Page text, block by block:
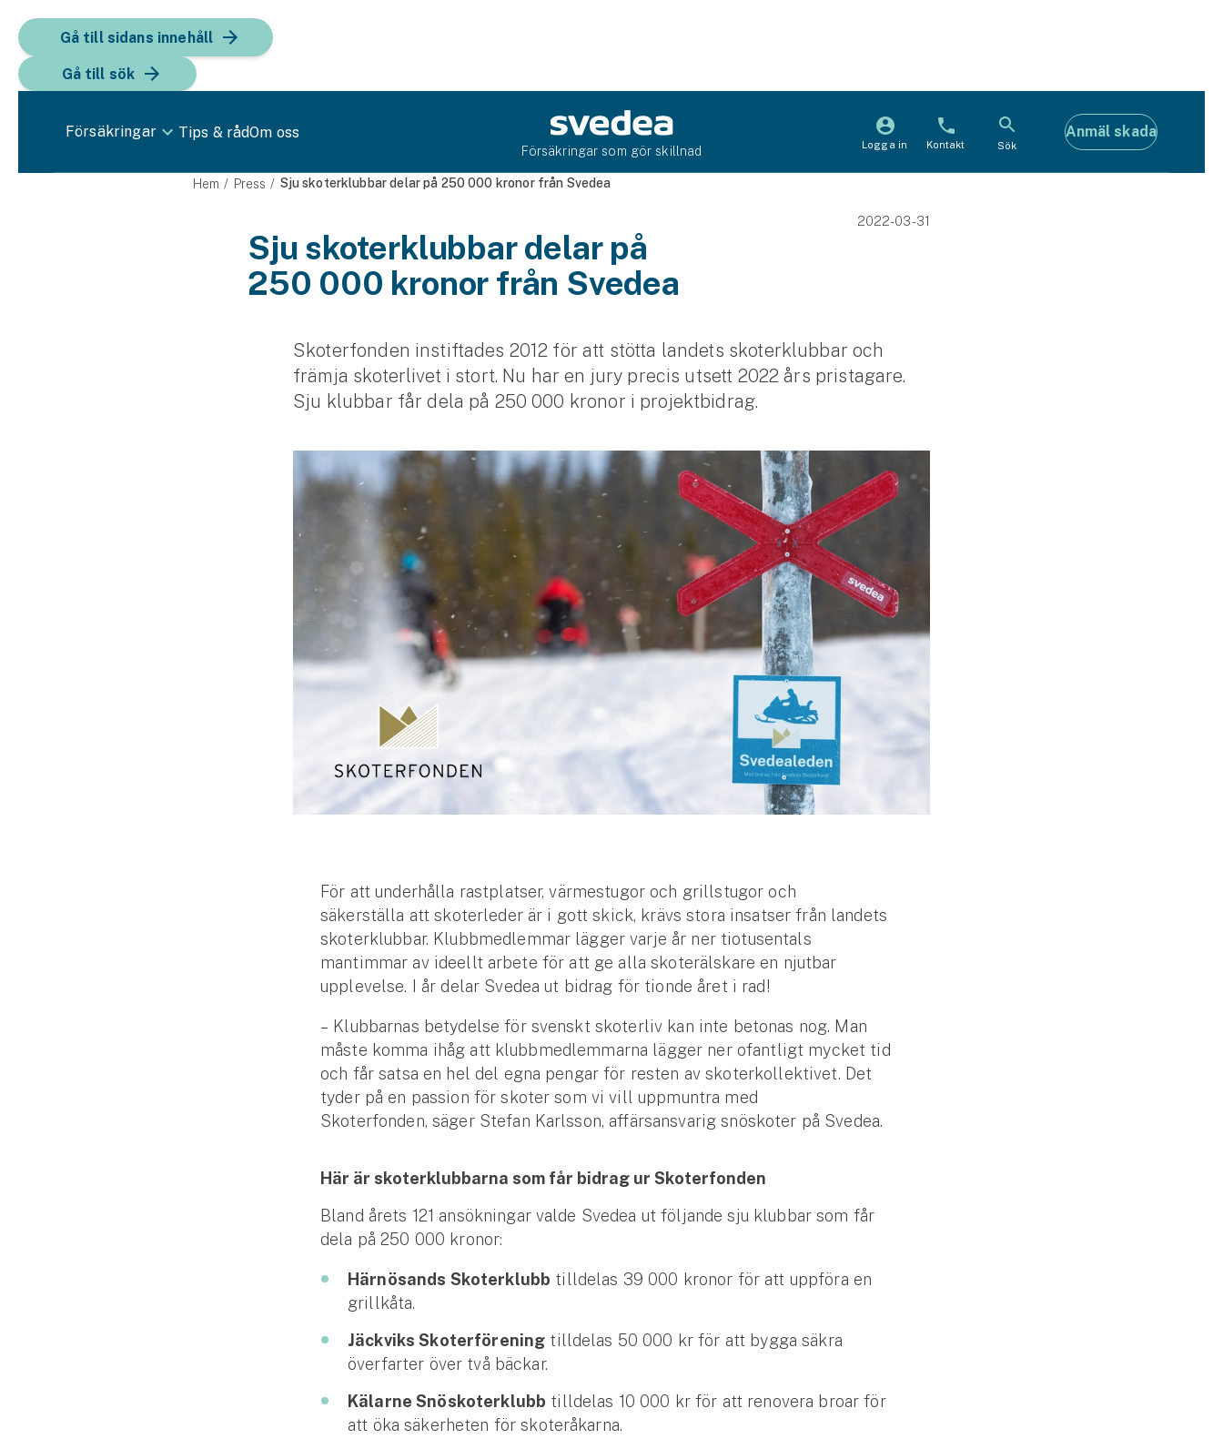
Gå till sidans innehåll
Gå till sök
Försäkringar Tips & rådOm oss
Försäkringar som gör skillnad Logga in Kontakt Sök
Anmäl skada
Hem Press Sju skoterklubbar delar på 250 000 kronor från Svedea
2022-03-31
Sju skoterklubbar delar på
250 000 kronor från Svedea
Skoterfonden instiftades 2012 för att stötta landets skoterklubbar och
främja skoterlivet i stort. Nu har en jury precis utsett 2022 års pristagare.
Sju klubbar får dela på 250 000 kronor i projektbidrag.
För att underhålla rastplatser, värmestugor och grillstugor och
säkerställa att skoterleder är i gott skick, krävs stora insatser från landets
skoterklubbar. Klubbmedlemmar lägger varje år ner tiotusentals
mantimmar av ideellt arbete för att ge alla skoterälskare en njutbar
upplevelse. I år delar Svedea ut bidrag för tionde året i rad!
– Klubbarnas betydelse för svenskt skoterliv kan inte betonas nog. Man
måste komma ihåg att klubbmedlemmarna lägger ner ofantligt mycket tid
och får satsa en hel del egna pengar för resten av skoterkollektivet. Det
tyder på en passion för skoter som vi vill uppmuntra med
Skoterfonden, säger Stefan Karlsson, affärsansvarig snöskoter på Svedea.
Här är skoterklubbarna som får bidrag ur Skoterfonden
Bland årets 121 ansökningar valde Svedea ut följande sju klubbar som får
dela på 250 000 kronor:
Härnösands Skoterklubb tilldelas 39 000 kronor för att uppföra en
grillkåta.
Jäckviks Skoterförening tilldelas 50 000 kr för att bygga säkra
överfarter över två bäckar.
Kälarne Snöskoterklubb tilldelas 10 000 kr för att renovera broar för
att öka säkerheten för skoteråkarna.